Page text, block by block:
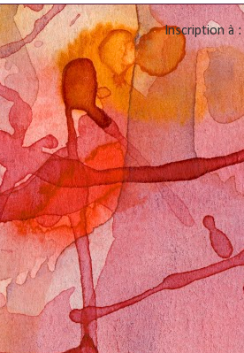
Inscription à :